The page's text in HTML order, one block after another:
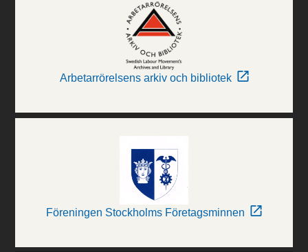
Arbetarrörelsens arkiv och bibliotek
Föreningen Stockholms Företagsminnen